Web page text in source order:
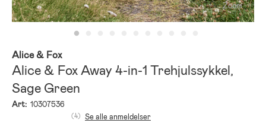
Zoom
Alice & Fox
Alice & Fox Away 4-in-1 Trehjulssykkel,
Sage Green
Art: 10307536
(4) Se alle anmeldelser